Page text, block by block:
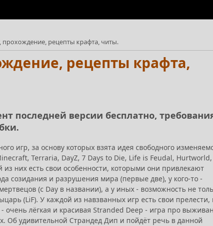
прохождение, рецепты крафта, читы.
рецепты крафта,
последней версии бесплатно,
игр, за основу которых взята идея свободного
Terraria, DayZ, 7 Days to Die, Life is Feudal, Hurtworld,
них есть свои особенности, которыми они привлекают
созидания и разрушения мира (первые две), у кого-то -
(с Day в названии), а у иных - возможность не
(LiF). У каждой из навзванных игр есть свои прелести,
очень лёгкая и красивая Stranded Deep - игра про
Об удивительной Страндед Дип и пойдёт речь в данной